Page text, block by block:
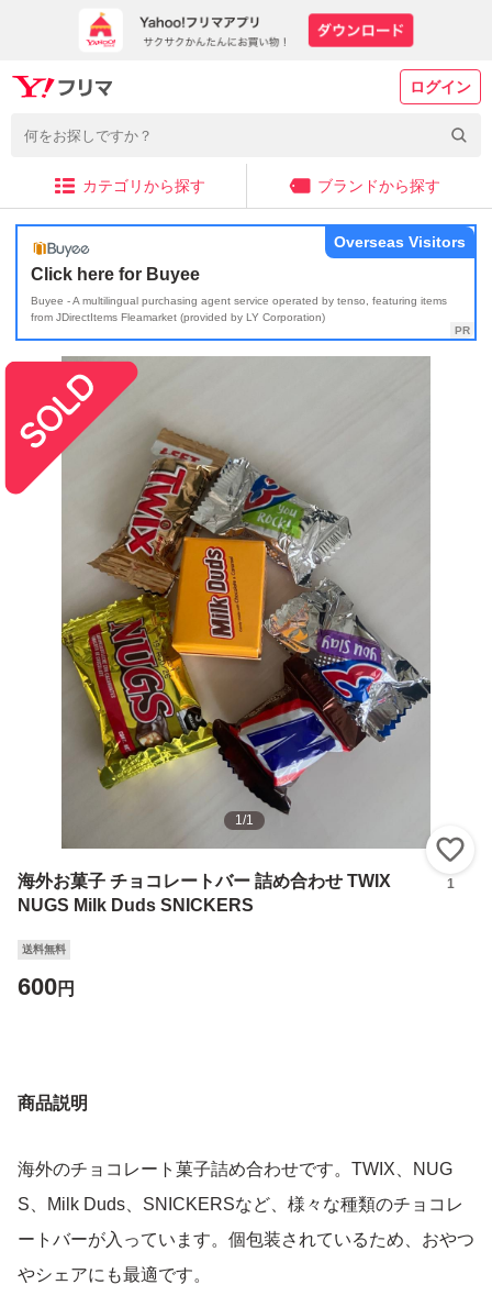
ログイン
カテゴリから探す ブランドから探す
Click here for Buyee
Buyee - A multilingual purchasing agent service operated by tenso, featuring items
from JDirectItems Fleamarket (provided by LY Corporation)
Overseas Visitors
1/1
海外お菓子 チョコレートバー 詰め合わせ TWIX
NUGS Milk Duds SNICKERS
1
送料無料
600円
商品説明
海外のチョコレート菓子詰め合わせです。TWIX、NUG
S、Milk Duds、SNICKERSなど、様々な種類のチョコレ
ートバーが入っています。個包装されているため、おやつ
やシェアにも最適です。